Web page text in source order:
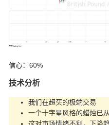
信心：60%
技术分析
我们在超买的极端交易
一个十字星风格的蜡烛已